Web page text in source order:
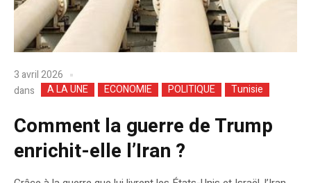
3 avril 2026
dans
A LA UNE ECONOMIE POLITIQUE Tunisie
Comment la guerre de Trump
enrichit-elle l’Iran ?